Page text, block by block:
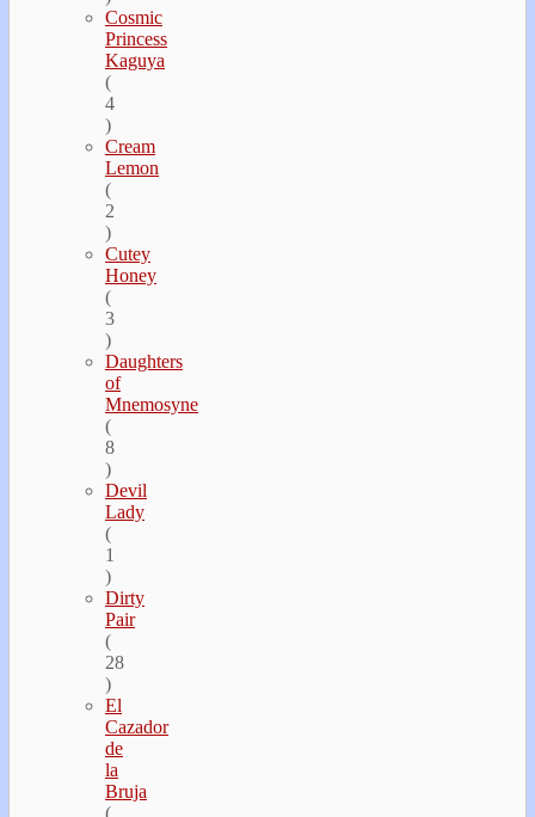
Cosmic
Princess
Kaguya
(
4
)
Cream
Lemon
(
2
)
Cutey
Honey
(
3
)
Daughters
of
Mnemosyne
(
8
)
Devil
Lady
(
1
)
Dirty
Pair
(
28
)
El
Cazador
de
la
Bruja
(